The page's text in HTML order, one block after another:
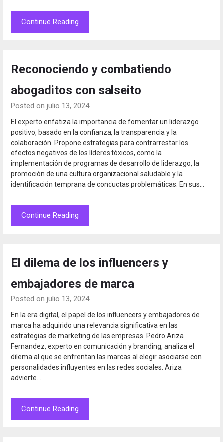
Continue Reading
Reconociendo y combatiendo
abogaditos con salseito
Posted on julio 13, 2024
El experto enfatiza la importancia de fomentar un liderazgo
positivo, basado en la confianza, la transparencia y la
colaboración. Propone estrategias para contrarrestar los
efectos negativos de los líderes tóxicos, como la
implementación de programas de desarrollo de liderazgo, la
promoción de una cultura organizacional saludable y la
identificación temprana de conductas problemáticas. En sus…
Continue Reading
El dilema de los influencers y
embajadores de marca
Posted on julio 13, 2024
En la era digital, el papel de los influencers y embajadores de
marca ha adquirido una relevancia significativa en las
estrategias de marketing de las empresas. Pedro Ariza
Fernandez, experto en comunicación y branding, analiza el
dilema al que se enfrentan las marcas al elegir asociarse con
personalidades influyentes en las redes sociales. Ariza
advierte…
Continue Reading